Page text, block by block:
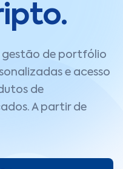
gestão de portfólio
e acesso
de
A partir de